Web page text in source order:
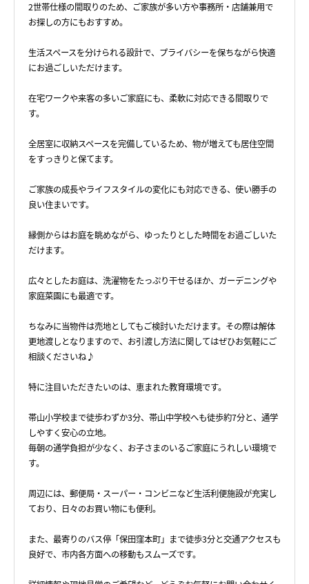
2世帯仕様の間取りのため、ご家族が多い方や事務所・店舗兼用で
お探しの方にもおすすめ。
生活スペースを分けられる設計で、プライバシーを保ちながら快適
にお過ごしいただけます。
在宅ワークや来客の多いご家庭にも、柔軟に対応できる間取りで
す。
全居室に収納スペースを完備しているため、物が増えても居住空間
をすっきりと保てます。
ご家族の成長やライフスタイルの変化にも対応できる、使い勝手の
良い住まいです。
縁側からはお庭を眺めながら、ゆったりとした時間をお過ごしいた
だけます。
広々としたお庭は、洗濯物をたっぷり干せるほか、ガーデニングや
家庭菜園にも最適です。
ちなみに当物件は売地としてもご検討いただけます。その際は解体
更地渡しとなりますので、お引渡し方法に関してはぜひお気軽にご
相談くださいね♪
特に注目いただきたいのは、恵まれた教育環境です。
帯山小学校まで徒歩わずか3分、帯山中学校へも徒歩約7分と、通学
しやすく安心の立地。
毎朝の通学負担が少なく、お子さまのいるご家庭にうれしい環境で
す。
周辺には、郵便局・スーパー・コンビニなど生活利便施設が充実し
ており、日々のお買い物にも便利。
また、最寄りのバス停「保田窪本町」まで徒歩3分と交通アクセスも
良好で、市内各方面への移動もスムーズです。